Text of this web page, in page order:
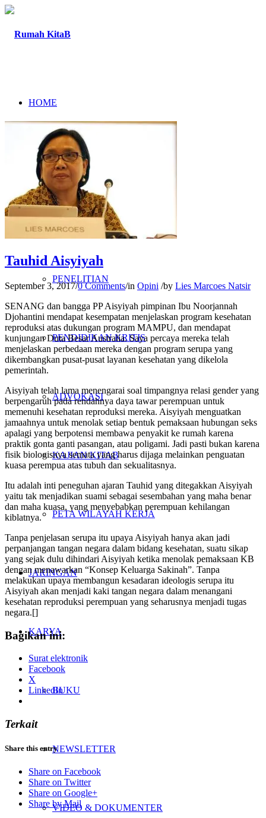
HOME
TENTANG
PROGRAM
PENELITIAN
PENDIDIKAN KRITIS
ADVOKASI
KAJIAN KITAB
PETA WILAYAH KERJA
JARINGAN
KARYA
BUKU
NEWSLETTER
VIDEO & DOKUMENTER
Tauhid Aisyiyah
September 3, 2017/0 Comments/in Opini /by Lies Marcoes Natsir
SENANG dan bangga PP Aisyiyah pimpinan Ibu Noorjannah
Djohantini mendapat kesempatan menjelaskan program kesehatan
reproduksi atas dukungan program MAMPU, dan mendapat
kunjungan Duta Besar Australia. Saya percaya mereka telah
menjelaskan perbedaan mereka dengan program serupa yang
dikembangkan pusat-pusat layanan kesehatan yang dikelola
pemerintah.
Aisyiyah telah lama menengarai soal timpangnya relasi gender yang
berpengaruh pada rendahnya daya tawar perempuan untuk
memenuhi kesehatan reproduksi mereka. Aisyiyah menguatkan
jamaahnya untuk menolak setiap bentuk pemaksaan hubungan seks
apalagi yang berpotensi membawa penyakit ke rumah karena
praktik gonta ganti pasangan, atau poligami. Jadi pasti bukan karena
fisik biologisnya semata yang harus dijaga melainkan penguatan
kuasa perempua atas tubuh dan sekualitasnya.
Itu adalah inti peneguhan ajaran Tauhid yang ditegakkan Aisyiyah
yaitu tak menjadikan suami sebagai sesembahan yang maha benar
dan maha kuasa, yang menyebabkan perempuan kehilangan
kiblatnya.
Tanpa penjelasan serupa itu upaya Aisyiyah hanya akan jadi
perpanjangan tangan negara dalam bidang kesehatan, suatu sikap
yang sejak dulu dihindari Aisyiyah ketika menolak pemaksaan KB
dengan menawarkan “Konsep Keluarga Sakinah”. Tanpa
melakukan upaya membangun kesadaran ideologis serupa itu
Aisyiyah akan menjadi kaki tangan negara dalam menangani
kesehatan reproduksi perempuan yang seharusnya menjadi tugas
negara.[]
Bagikan ini:
Surat elektronik
Facebook
X
LinkedIn
Terkait
Share this entry
Share on Facebook
Share on Twitter
Share on Google+
Share by Mail